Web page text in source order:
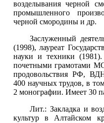
возделывания черной
промышленного
черной смородины и др.
Заслуженный
(1998), лауреат
науки и техники
почетными
продовольствия РФ,
400 научных трудов, в
2 монографии. Имеет 30
Лит.: Закладка и
культур в Алтайском